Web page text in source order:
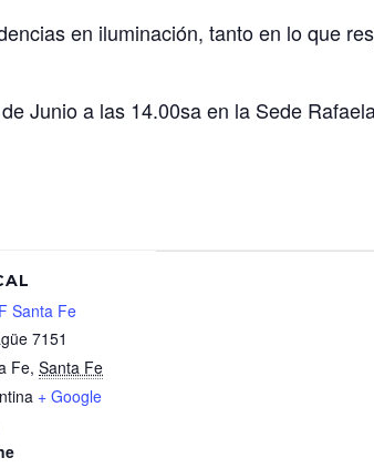
en iluminación, tanto en lo que
Junio a las 14.00sa en la Sede
Santa Fe
7151
Fe, Santa Fe
+ Google